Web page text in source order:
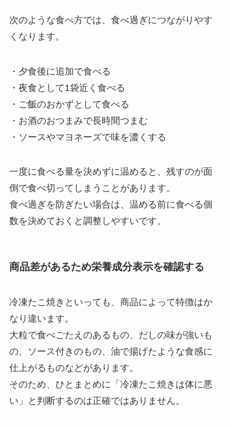
次のような食べ方では、食べ過ぎにつながりやす
くなります。
・夕食後に追加で食べる
・夜食として1袋近く食べる
・ご飯のおかずとして食べる
・お酒のおつまみで長時間つまむ
・ソースやマヨネーズで味を濃くする
一度に食べる量を決めずに温めると、残すのが面
倒で食べ切ってしまうことがあります。
食べ過ぎを防ぎたい場合は、温める前に食べる個
数を決めておくと調整しやすいです。
商品差があるため栄養成分表示を確認する
冷凍たこ焼きといっても、商品によって特徴はか
なり違います。
大粒で食べごたえのあるもの、だしの味が強いも
の、ソース付きのもの、油で揚げたような食感に
仕上がるものなどがあります。
そのため、ひとまとめに「冷凍たこ焼きは体に悪
い」と判断するのは正確ではありません。